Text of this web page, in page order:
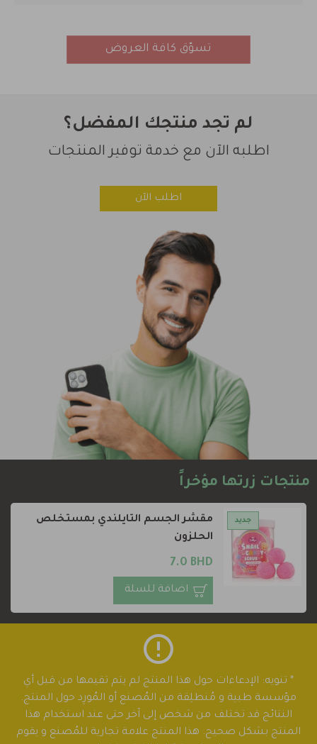
تسوّق كافة العروض
لم تجد منتجك المفضل؟
اطلبه الآن مع خدمة توفير المنتجات
اطلب الآن
منتجات زرتها مؤخراً
جديد
مقشر الجسم التايلندي بمستخلص
الحلزون
7.0 BHD
اضافة للسلة
* تنويه: الإدعاءات حول هذا المنتج لم يتم تقيمها من قبل أي
مؤسسة طبية و مُنطلِقة من المُصنع أو المُورِد حول المنتج.
النتائج قد تختلف من شخص إلى آخر حتى عند استخدام هذا
المنتج بشكل صحيح. هذا المنتج علامة تجارية للمُصنع و يقوم